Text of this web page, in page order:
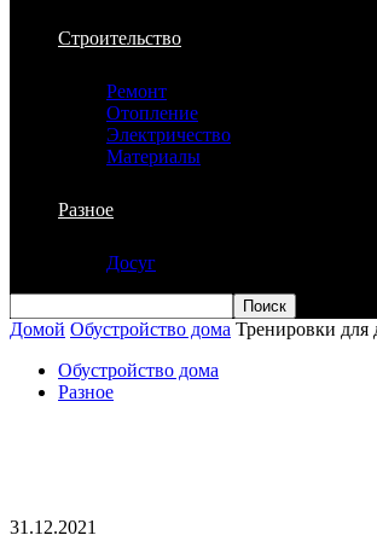
Строительство
Ремонт
Отопление
Электричество
Материалы
Разное
Досуг
Домой Обустройство дома Тренировки для
Обустройство дома
Разное
31.12.2021